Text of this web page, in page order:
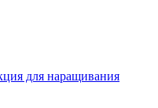
для наращивания